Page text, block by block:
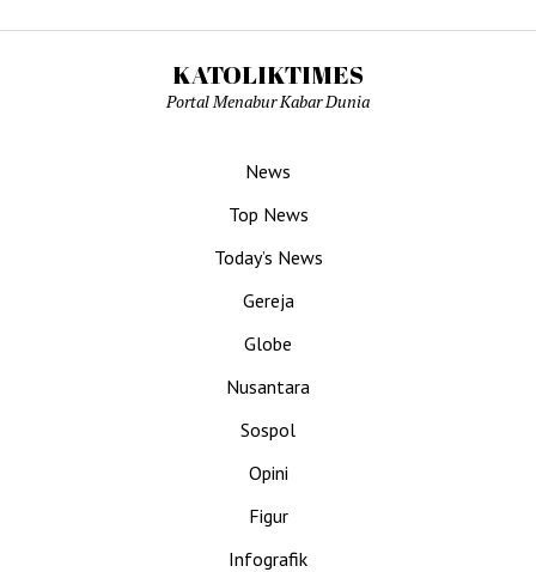
KATOLIKTIMES
Portal Menabur Kabar Dunia
News
Top News
Today’s News
Gereja
Globe
Nusantara
Sospol
Opini
Figur
Infografik